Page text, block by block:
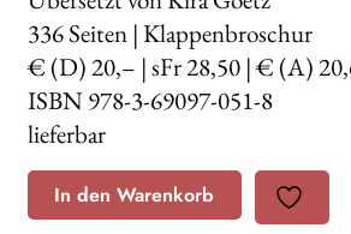
336Seiten | Klappenbroschur
€ (D) 20,– | sFr 28,50 | € (A)
ISBN 978-3-69097-051-8
lieferbar
In den Warenkorb